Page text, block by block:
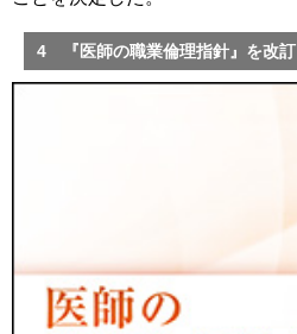
4 『医師の職業倫理指針』を改訂